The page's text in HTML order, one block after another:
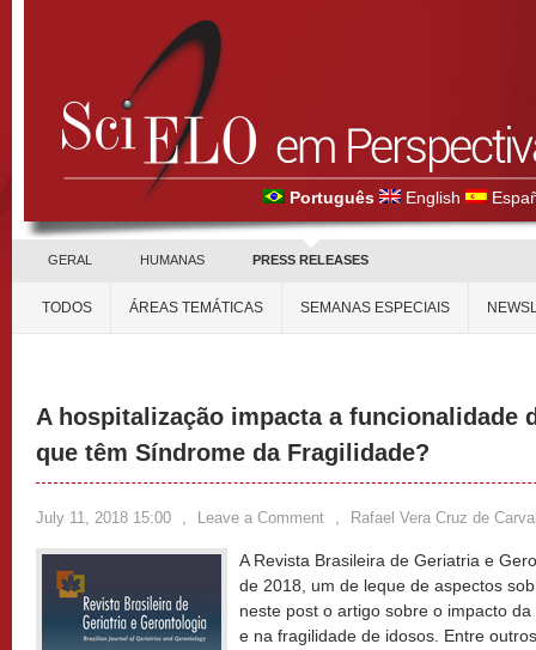
Português English
GERAL HUMANAS PRESS RELEASES
TODOS ÁREAS TEMÁTICAS SEMANAS ESPECIAIS
A hospitalização impacta a funcionalidade
que têm Síndrome da Fragilidade?
July 11, 2018 15:00 , Leave a Comment , Rafael Vera Cruz de
A Revista Brasileira de Geriatria e
de 2018, um de leque de aspectos
neste post o artigo sobre o impacto
e na fragilidade de idosos. Entre